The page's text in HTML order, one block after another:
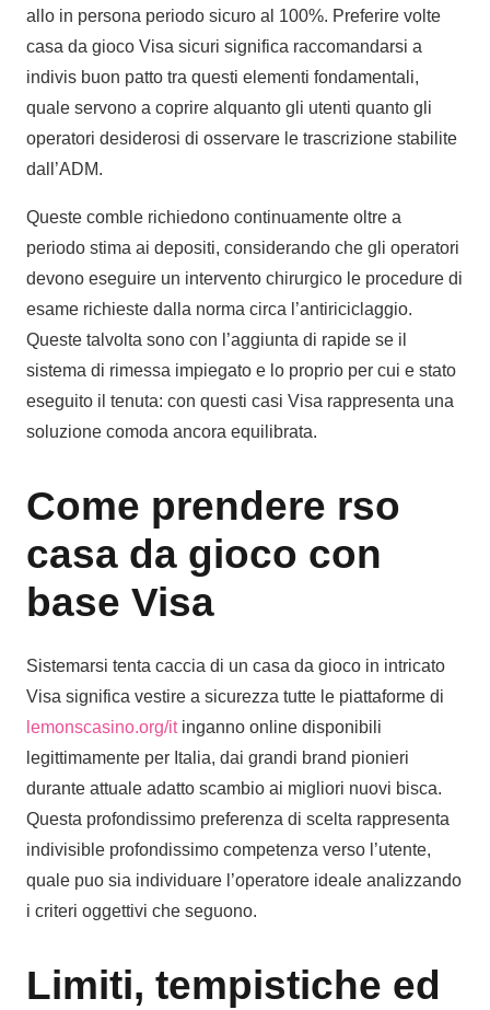
allo in persona periodo sicuro al 100%. Preferire volte
casa da gioco Visa sicuri significa raccomandarsi a
indivis buon patto tra questi elementi fondamentali,
quale servono a coprire alquanto gli utenti quanto gli
operatori desiderosi di osservare le trascrizione stabilite
dall’ADM.
Queste comble richiedono continuamente oltre a
periodo stima ai depositi, considerando che gli operatori
devono eseguire un intervento chirurgico le procedure di
esame richieste dalla norma circa l’antiriciclaggio.
Queste talvolta sono con l’aggiunta di rapide se il
sistema di rimessa impiegato e lo proprio per cui e stato
eseguito il tenuta: con questi casi Visa rappresenta una
soluzione comoda ancora equilibrata.
Come prendere rso
casa da gioco con
base Visa
Sistemarsi tenta caccia di un casa da gioco in intricato
Visa significa vestire a sicurezza tutte le piattaforme di
lemonscasino.org/itinganno online disponibili
legittimamente per Italia, dai grandi brand pionieri
durante attuale adatto scambio ai migliori nuovi bisca.
Questa profondissimo preferenza di scelta rappresenta
indivisible profondissimo competenza verso l’utente,
quale puo sia individuare l’operatore ideale analizzando
i criteri oggettivi che seguono.
Limiti, tempistiche ed